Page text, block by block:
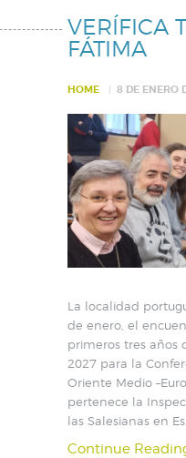
VERÍFICA
FÁTIMA
HOME 8 DE ENERO
La localidad
de enero, el
primeros tres años
2027 para la
Oriente Medio
pertenece la
las Salesianas en
Continue